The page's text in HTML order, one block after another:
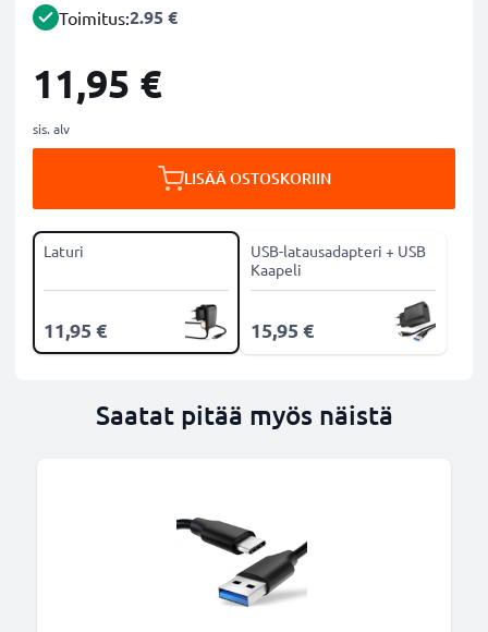
Toimitus:2.95 €
11,95 €
sis. alv
LISÄÄ OSTOSKORIIN
Laturi
11,95 €
USB-latausadapteri + USB
Kaapeli
15,95 €
Saatat pitää myös näistä